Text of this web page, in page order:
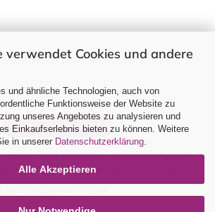
verwendet Cookies und andere
und ähnliche Technologien, auch von
Funktionsweise der Website zu
unseres Angebotes zu analysieren und
Einkaufserlebnis bieten zu können. Weitere
in unserer Datenschutzerklärung
Alle Akzeptieren
Vertrag widerrufen
inklusive der gesetzlichen Mehrwertsteuer,
soweit nicht anders gekennzeichnet.